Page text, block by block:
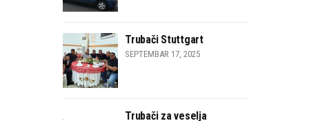
Trubači Stuttgart
SEPTEMBAR 17, 2025
Trubači za veselja